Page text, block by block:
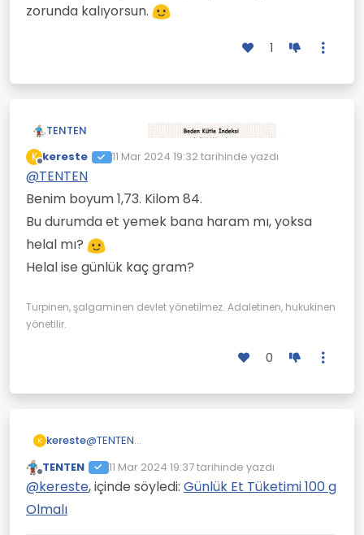
zorunda kalıyorsun.
1
TENTEN
İdeal kilo formulu bu.
Bunu düşürdüler şimdi 80 x 0.8 = 64 gram
K
Çevrimdışı
kereste 11 Mar 2024 19:32tarihinde yazdı
Son düzenleyen:
@TENTEN
Benim boyum 1,73. Kilom 84.
Bu durumda et yemek bana haram mı, yoksa
helal mı?
Helal ise günlük kaç gram?
Turpinen, şalgaminen devlet yönetilmez. Adaletinen, hukukinen
yönetilir.
0
K kereste@TENTEN
Bu durumda et yemek bana haram mı, yoksa
helal mı?
Çevrimdışı
TENTEN 11 Mar 2024 19:37tarihinde yazdı
Son düzenleyen:
@kereste, içinde söyledi: Günlük Et Tüketimi 100 g
Olmalı